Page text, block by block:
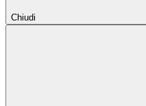
Chiudi